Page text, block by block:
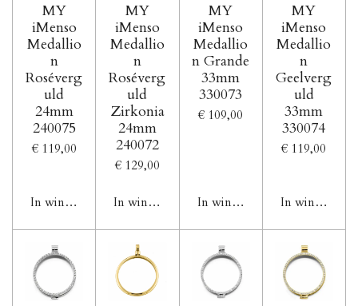
MY
iMenso
Medallio
n
Roséverg
uld
24mm
240075
€ 119,00
In winkelwagen
MY
iMenso
Medallio
n
Roséverg
uld
Zirkonia
24mm
240072
€ 129,00
In winkelwagen
MY
iMenso
Medallio
n Grande
33mm
330073
€ 109,00
In winkelwagen
MY
iMenso
Medallio
n
Geelverg
uld
33mm
330074
€ 119,00
In